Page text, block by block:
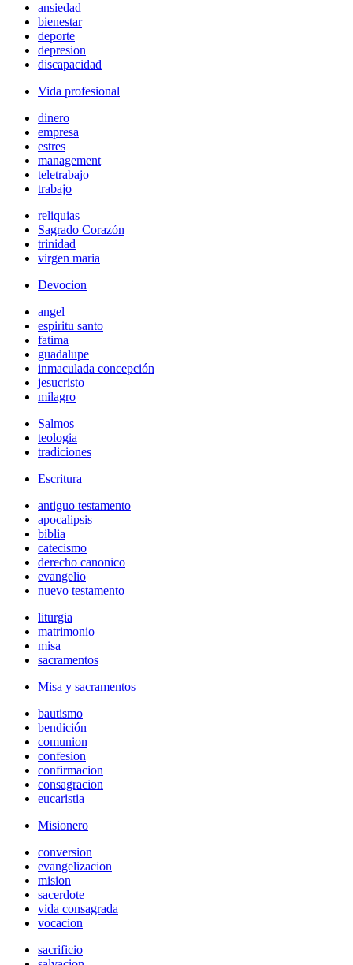
ansiedad
bienestar
deporte
depresion
discapacidad
Vida profesional
dinero
empresa
estres
management
teletrabajo
trabajo
reliquias
Sagrado Corazón
trinidad
virgen maria
Devocion
angel
espiritu santo
fatima
guadalupe
inmaculada concepción
jesucristo
milagro
Salmos
teologia
tradiciones
Escritura
antiguo testamento
apocalipsis
biblia
catecismo
derecho canonico
evangelio
nuevo testamento
liturgia
matrimonio
misa
sacramentos
Misa y sacramentos
bautismo
bendición
comunion
confesion
confirmacion
consagracion
eucaristia
Misionero
conversion
evangelizacion
mision
sacerdote
vida consagrada
vocacion
sacrificio